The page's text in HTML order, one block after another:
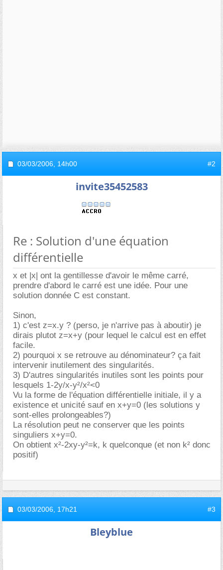
03/03/2006, 14h00 #2
invite35452583
Re : Solution d'une équation
différentielle
x et |x| ont la gentillesse d'avoir le même carré,
prendre d'abord le carré est une idée. Pour une
solution donnée C est constant.
Sinon,
1) c'est z=x.y ? (perso, je n'arrive pas à aboutir) je
dirais plutot z=x+y (pour lequel le calcul est en effet
facile.
2) pourquoi x se retrouve au dénominateur? ça fait
intervenir inutilement des singularités.
3) D'autres singularités inutiles sont les points pour
lesquels 1-2y/x-y²/x²<0
Vu la forme de l'équation différentielle initiale, il y a
existence et unicité sauf en x+y=0 (les solutions y
sont-elles prolongeables?)
La résolution peut ne conserver que les points
singuliers x+y=0.
On obtient x²-2xy-y²=k, k quelconque (et non k² donc
positif)
03/03/2006, 17h21 #3
Bleyblue